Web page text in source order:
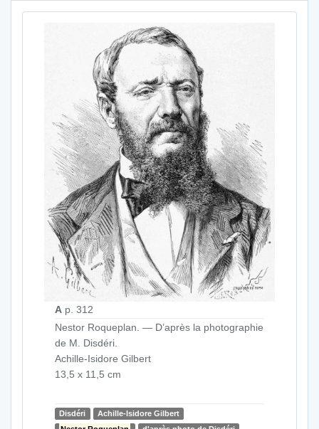
A p. 312
Nestor Roqueplan. — D’après la photographie
de M. Disdéri.
Achille-Isidore Gilbert
13,5 x 11,5 cm
Disdéri
Achille-Isidore Gilbert